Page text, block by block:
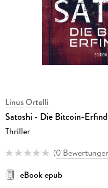
Linus Ortelli
Satoshi - Die Bitcoin-
Thriller
(0
eBook epub